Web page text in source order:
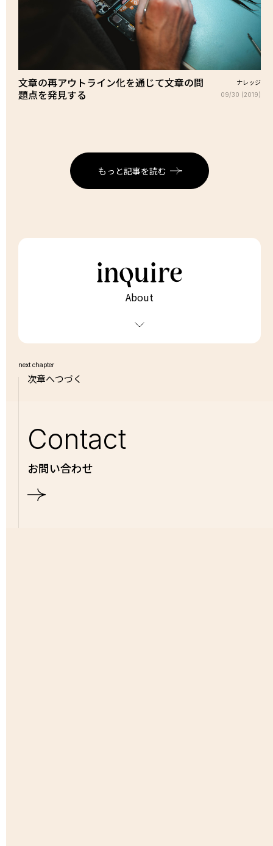
文章の再アウトライン化を通じて文章の問
題点を発見する
ナレッジ
09/30 (2019)
もっと記事を読む
About
next chapter
次章へつづく
Contact
お問い合わせ